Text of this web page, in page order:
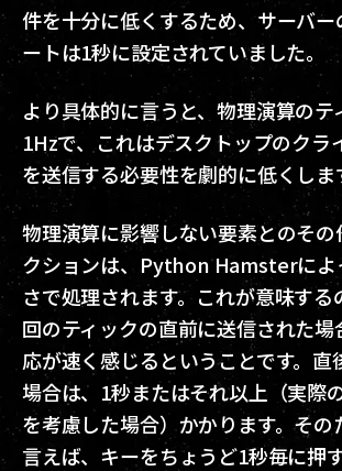
件を十分に低くするため、サーバー
ートは1秒に設定されていました。
より具体的に言うと、物理演算の
1Hzで、これはデスクトップのクラ
を送信する必要性を劇的に低くしま
物理演算に影響しない要素とのその
クションは、Python Hamsterによ
さで処理されます。これが意味す
回のティックの直前に送信された場
応が速く感じるということです。直
場合は、1秒またはそれ以上（実際
を考慮した場合）かかります。その
言えば、キーをちょうど1秒毎に押